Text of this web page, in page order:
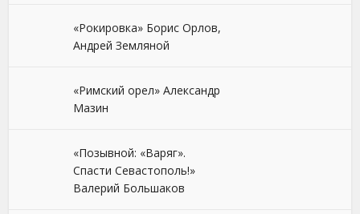
«Рокировка» Борис Орлов,
Андрей Земляной
«Римский орел» Александр
Мазин
«Позывной: «Варяг».
Спасти Севастополь!»
Валерий Большаков